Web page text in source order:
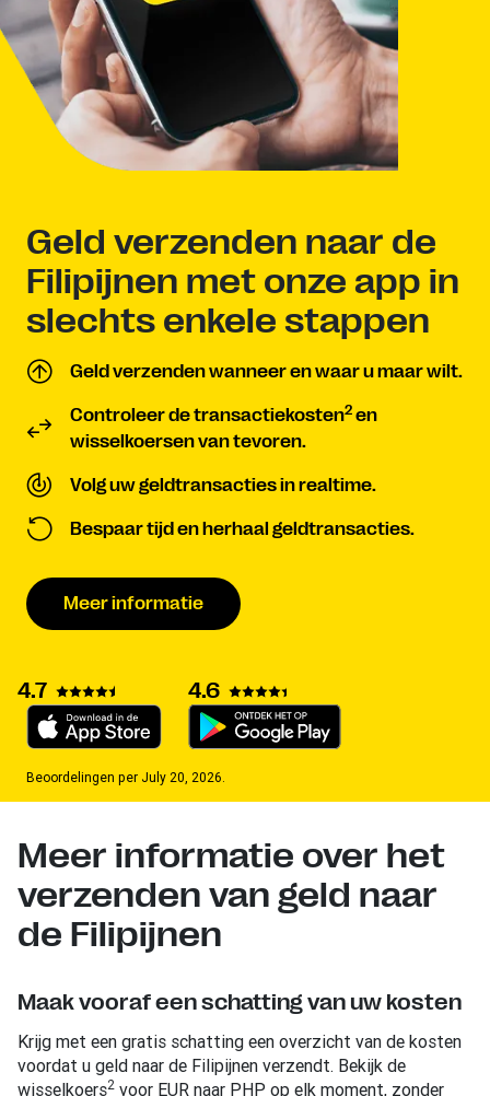
Geld verzenden naar de
Filipijnen met onze app in
slechts enkele stappen
Geld verzenden wanneer en waar u maar wilt.
Controleer de transactiekosten2 en
wisselkoersen van tevoren.
Volg uw geldtransacties in realtime.
Bespaar tijd en herhaal geldtransacties.
Meer informatie
4.7 4.6
Beoordelingen per July 20, 2026.
Meer informatie over het
verzenden van geld naar
de Filipijnen
Maak vooraf een schatting van uw kosten
Krijg met een gratis schatting een overzicht van de kosten
voordat u geld naar de Filipijnen verzendt. Bekijk de
wisselkoers2 voor EUR naar PHP op elk moment, zonder